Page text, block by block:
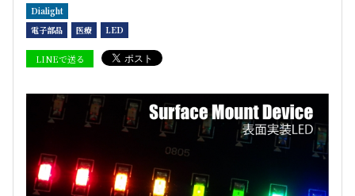
Dialight
電子部品
医療 LED
LINEで送る